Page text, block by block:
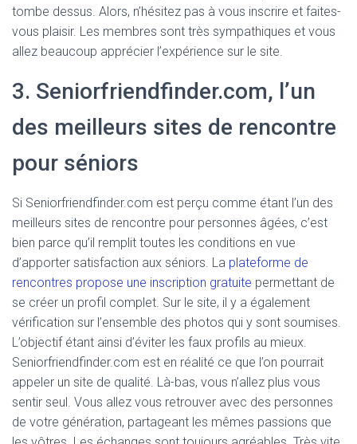
tombe dessus. Alors, n’hésitez pas à vous inscrire et faites-
vous plaisir. Les membres sont très sympathiques et vous
allez beaucoup apprécier l’expérience sur le site.
3. Seniorfriendfinder.com, l’un
des meilleurs sites de rencontre
pour séniors
Si Seniorfriendfinder.com est perçu comme étant l’un des
meilleurs sites de rencontre pour personnes âgées, c’est
bien parce qu’il remplit toutes les conditions en vue
d’apporter satisfaction aux séniors. La plateforme de
rencontres propose une inscription gratuite permettant de
se créer un profil complet. Sur le site, il y a également
vérification sur l’ensemble des photos qui y sont soumises.
L’objectif étant ainsi d’éviter les faux profils au mieux.
Seniorfriendfinder.com est en réalité ce que l’on pourrait
appeler un site de qualité. Là-bas, vous n’allez plus vous
sentir seul. Vous allez vous retrouver avec des personnes
de votre génération, partageant les mêmes passions que